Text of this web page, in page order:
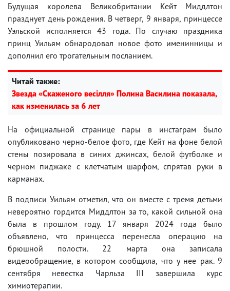
Будущая королева Великобритании Кейт Миддлтон
празднует день рождения. В четверг, 9 января, принцессе
Уэльской исполняется 43 года. По случаю праздника
принц Уильям обнародовал новое фото именинницы и
дополнил его трогательным посланием.
Читай также:
Звезда «Скаженого весілля» Полина Василина показала,
как изменилась за 6 лет
На официальной странице пары в инстаграм было
опубликовано черно-белое фото, где Кейт на фоне белой
стены позировала в синих джинсах, белой футболке и
черном пиджаке с клетчатым шарфом, спрятав руки в
карманах.
В подписи Уильям отметил, что он вместе с тремя детьми
невероятно гордится Миддлтон за то, какой сильной она
была в прошлом году. 17 января 2024 года было
объявлено, что принцесса перенесла операцию на
брюшной полости. 22 марта она записала
видеообращение, в котором сообщила, что у нее рак. 9
сентября невестка Чарльза III завершила курс
химиотерапии.